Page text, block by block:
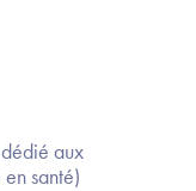
aux
santé)